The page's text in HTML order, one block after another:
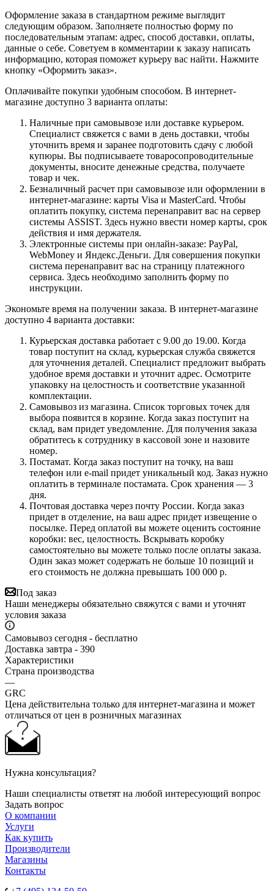
Оформление заказа в стандартном режиме выглядит
следующим образом. Заполняете полностью форму по
последовательным этапам: адрес, способ доставки, оплаты,
данные о себе. Советуем в комментарии к заказу написать
информацию, которая поможет курьеру вас найти. Нажмите
кнопку «Оформить заказ».
Оплачивайте покупки удобным способом. В интернет-
магазине доступно 3 варианта оплаты:
Наличные при самовывозе или доставке курьером.
Специалист свяжется с вами в день доставки, чтобы
уточнить время и заранее подготовить сдачу с любой
купюры. Вы подписываете товаросопроводительные
документы, вносите денежные средства, получаете
товар и чек.
Безналичный расчет при самовывозе или оформлении в
интернет-магазине: карты Visa и MasterCard. Чтобы
оплатить покупку, система перенаправит вас на сервер
системы ASSIST. Здесь нужно ввести номер карты, срок
действия и имя держателя.
Электронные системы при онлайн-заказе: PayPal,
WebMoney и Яндекс.Деньги. Для совершения покупки
система перенаправит вас на страницу платежного
сервиса. Здесь необходимо заполнить форму по
инструкции.
Экономьте время на получении заказа. В интернет-магазине
доступно 4 варианта доставки:
Курьерская доставка работает с 9.00 до 19.00. Когда
товар поступит на склад, курьерская служба свяжется
для уточнения деталей. Специалист предложит выбрать
удобное время доставки и уточнит адрес. Осмотрите
упаковку на целостность и соответствие указанной
комплектации.
Самовывоз из магазина. Список торговых точек для
выбора появится в корзине. Когда заказ поступит на
склад, вам придет уведомление. Для получения заказа
обратитесь к сотруднику в кассовой зоне и назовите
номер.
Постамат. Когда заказ поступит на точку, на ваш
телефон или e-mail придет уникальный код. Заказ нужно
оплатить в терминале постамата. Срок хранения — 3
дня.
Почтовая доставка через почту России. Когда заказ
придет в отделение, на ваш адрес придет извещение о
посылке. Перед оплатой вы можете оценить состояние
коробки: вес, целостность. Вскрывать коробку
самостоятельно вы можете только после оплаты заказа.
Один заказ может содержать не больше 10 позиций и
его стоимость не должна превышать 100 000 р.
Под заказ
Наши менеджеры обязательно свяжутся с вами и уточнят
условия заказа
Самовывоз сегодня - бесплатно
Доставка завтра - 390
Характеристики
Страна производства
—
GRC
Цена действительна только для интернет-магазина и может
отличаться от цен в розничных магазинах
Нужна консультация?
Наши специалисты ответят на любой интересующий вопрос
Задать вопрос
О компании
Услуги
Как купить
Производители
Магазины
Контакты